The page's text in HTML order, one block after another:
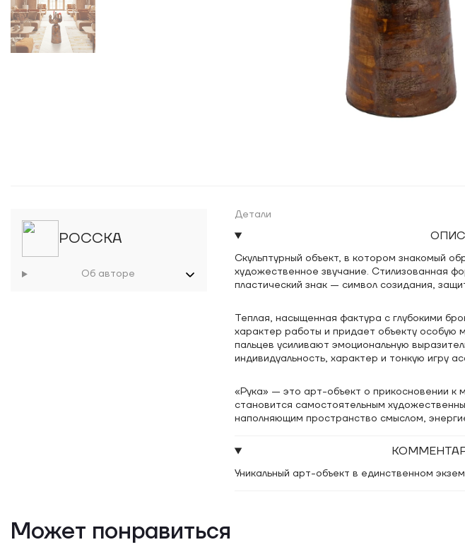
РОССКА
Об авторе
Детали
Скульптурный объект, в котором знакомый
художественное звучание. Стилизованная
пластический знак — символ созидания,
Теплая, насыщенная фактура с глубокими
характер работы и придает объекту особую
пальцев усиливают эмоциональную
индивидуальность, характер и тонкую игру
«Рука» — это арт-объект о прикосновении к
становится самостоятельным
наполняющим пространство смыслом,
Уникальный арт-объект в единственном
Может понравиться